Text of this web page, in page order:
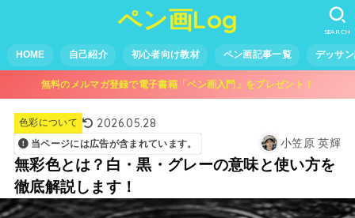
ペン画Log
HOME 自己紹介 初心者向け教材 ペン画記事一覧 デッサ
SEARCH
無料のメルマガ登録で電子書籍「ペン画入門」をプレゼント！
色彩について 2026.05.28
当ページには広告が含まれています。 小笠原 英輝
無彩色とは？白・黒・グレーの意味と使い方を
徹底解説します！